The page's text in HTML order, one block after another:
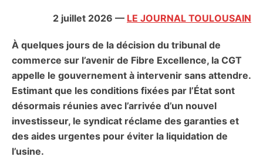
citoyennes
2 juillet 2026 — LE JOURNAL TOULOUSAIN
À quelques jours de la décision du tribunal de
commerce sur l’avenir de Fibre Excellence, la CGT
appelle le gouvernement à intervenir sans attendre.
Estimant que les conditions fixées par l’État sont
désormais réunies avec l’arrivée d’un nouvel
investisseur, le syndicat réclame des garanties et
des aides urgentes pour éviter la liquidation de
l’usine.